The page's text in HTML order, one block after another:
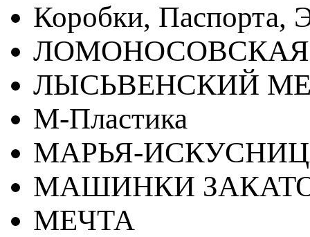
Коробки, Паспорта,
ЛЫСЬВЕНСКИЙ
М-Пластика
МАРЬЯ-
МАШИНКИ
МЕЧТА